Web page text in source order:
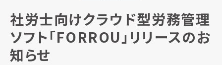
社労士向けクラウド型労務管理
ソフト「FORROU」リリースのお
知らせ